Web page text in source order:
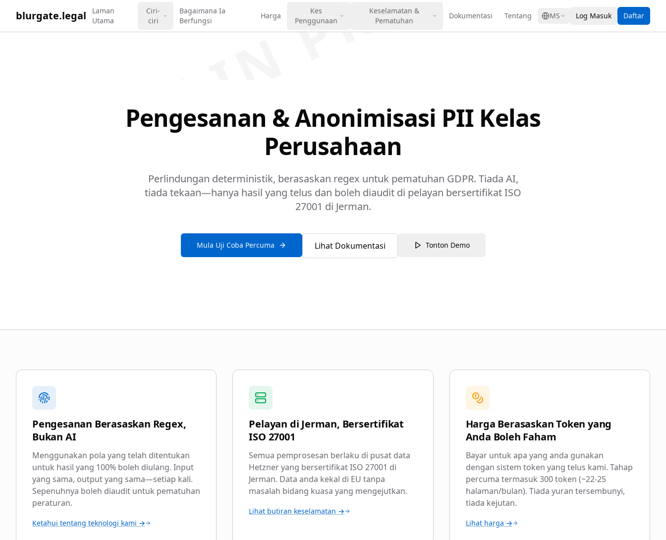
blurgate.legal
Laman
Utama
Ciri-
ciri
Bagaimana Ia
Berfungsi
Harga
Kes
Penggunaan
Keselamatan &
Pematuhan
Dokumentasi Tentang MS Log Masuk Daftar
Pengesanan & Anonimisasi PII Kelas
Perusahaan
Perlindungan deterministik, berasaskan regex untuk pematuhan GDPR. Tiada AI,
tiada tekaan—hanya hasil yang telus dan boleh diaudit di pelayan bersertifikat ISO
27001 di Jerman.
Mula Uji Coba Percuma Lihat Dokumentasi Tonton Demo
Mengapa memilih blurgate.legal
Pengesanan Berasaskan Regex,
Bukan AI
Menggunakan pola yang telah ditentukan
untuk hasil yang 100% boleh diulang. Input
yang sama, output yang sama—setiap kali.
Sepenuhnya boleh diaudit untuk pematuhan
peraturan.
Ketahui tentang teknologi kami →
Pelayan di Jerman, Bersertifikat
ISO 27001
Semua pemprosesan berlaku di pusat data
Hetzner yang bersertifikat ISO 27001 di
Jerman. Data anda kekal di EU tanpa
masalah bidang kuasa yang mengejutkan.
Lihat butiran keselamatan →
Harga Berasaskan Token yang
Anda Boleh Faham
Bayar untuk apa yang anda gunakan
dengan sistem token yang telus kami. Tahap
percuma termasuk 300 token (~22-25
halaman/bulan). Tiada yuran tersembunyi,
tiada kejutan.
Lihat harga →